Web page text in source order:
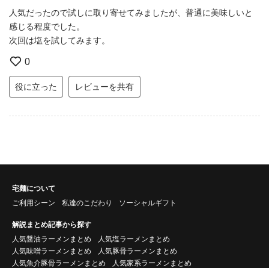
人気だったので試しに取り寄せてみましたが、普通に美味しいと
感じる程度でした。
次回は塩を試してみます。
0
役に立った レビューを共有
宅麺について
ご利用シーン
私達のこだわり ソーシャルギフト
解説まとめ記事から探す
人気醤油ラーメンまとめ
人気塩ラーメンまとめ
人気味噌ラーメンまとめ
人気豚骨ラーメンまとめ
人気魚介豚骨ラーメンまとめ
人気家系ラーメンまとめ